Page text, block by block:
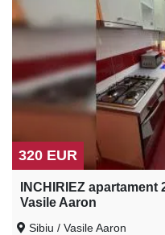
320 EUR
INCHIRIEZ
Vasile Aaron
Sibiu / Vasile Aaron